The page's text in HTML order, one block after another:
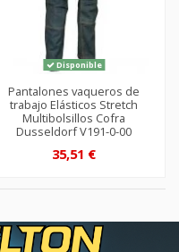
Disponible
Pantalones vaqueros de
trabajo Elásticos Stretch
Multibolsillos Cofra
Dusseldorf V191-0-00
35,51 €